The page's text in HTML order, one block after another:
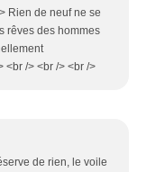
Rien de neuf ne se
rêves des hommes
<br /> <br /> <br />
de rien, le voile